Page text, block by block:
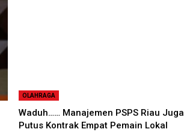
OLAHRAGA
Waduh…… Manajemen PSPS Riau Juga
Putus Kontrak Empat Pemain Lokal